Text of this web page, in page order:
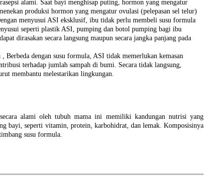
alami. Saat bayi menghisap puting, hormon yang mengatur
produksi hormon yang mengatur ovulasi (pelepasan sel telur)
menyusui ASI eksklusif, ibu tidak perlu membeli susu formula
seperti plastik ASI, pumping dan botol pumping bagi ibu
dirasakan secara langsung maupun secara jangka panjang pada
Berbeda dengan susu formula, ASI tidak memerlukan kemasan
terhadap jumlah sampah di bumi. Secara tidak langsung,
membantu melestarikan lingkungan.
alami oleh tubuh mama ini memiliki kandungan nutrisi yang
bayi, seperti vitamin, protein, karbohidrat, dan lemak. Komposisinya
susu formula.